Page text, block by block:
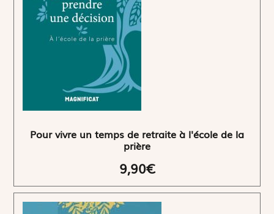
Pour vivre un temps de retraite à l'école de la
prière
9,90€